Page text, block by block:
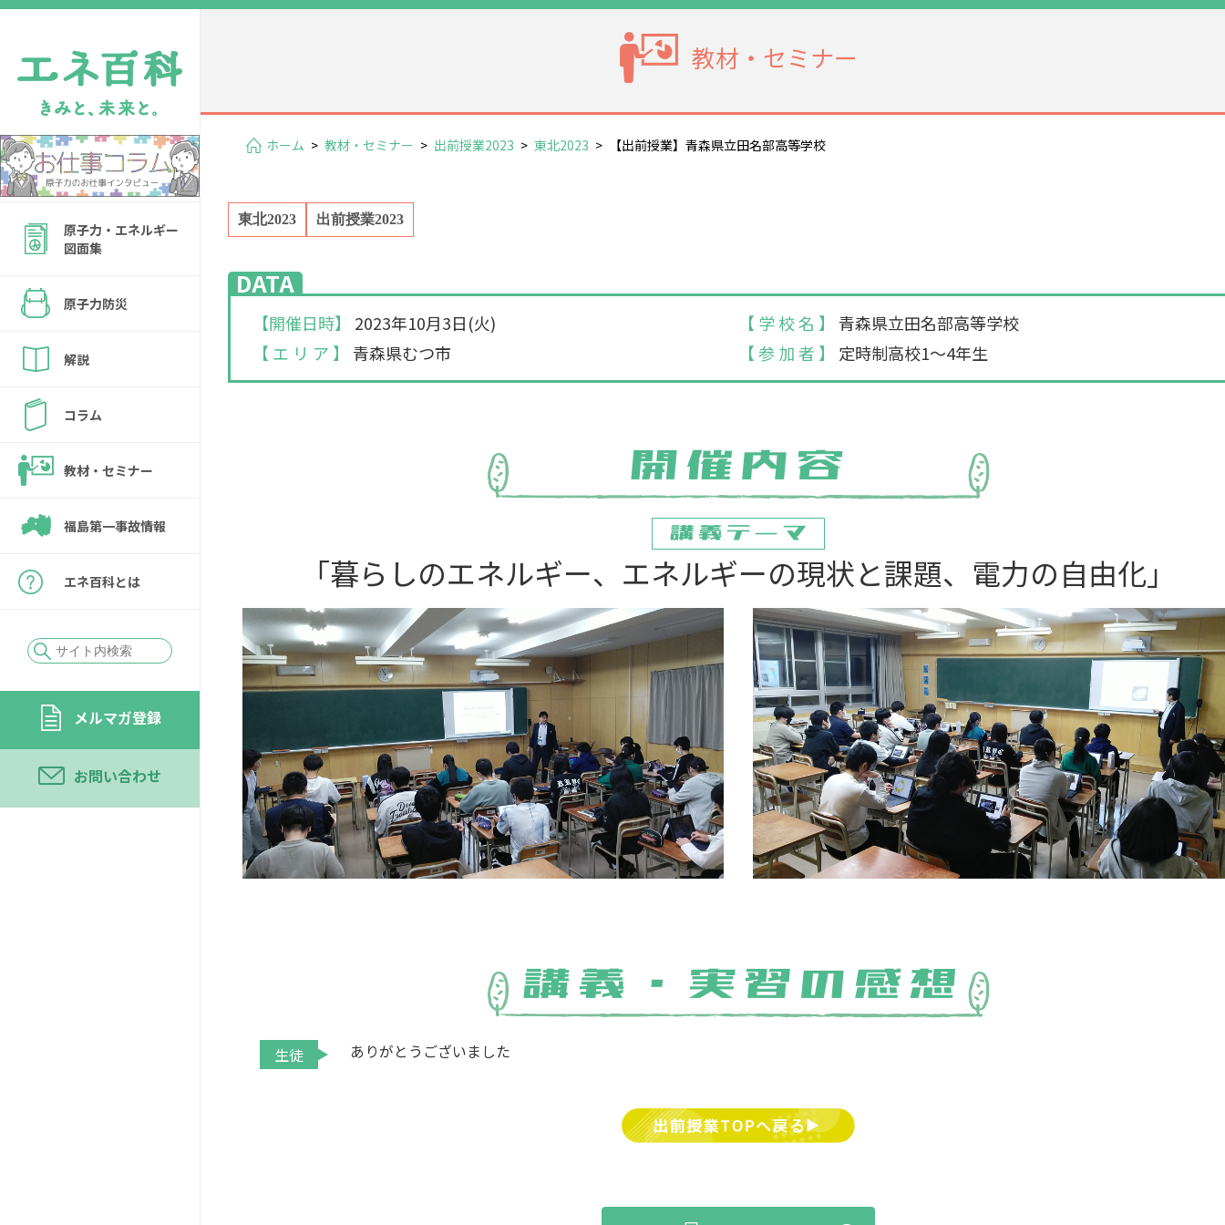
原子力・エネルギー
図面集
原子力防災
解説
コラム
教材・セミナー
福島第一事故情報
エネ百科とは
メルマガ登録
お問い合わせ
教材・セミナー
ホーム > 教材・セミナー > 出前授業2023 > 東北2023 > 【出前授業】青森県立田名部高等学校
東北2023 出前授業2023
DATA
【開催日時】
2023年10月3日(火)
【 エ リ ア 】
青森県むつ市
【 学 校 名 】
青森県立田名部高等学校
【 参 加 者 】
定時制高校1～4年生
「暮らしのエネルギー、エネルギーの現状と課題、電力の自由化」
生徒 ありがとうございました